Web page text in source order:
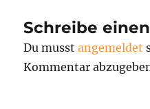
Schreibe
Du musstangemeldet
Kommentar